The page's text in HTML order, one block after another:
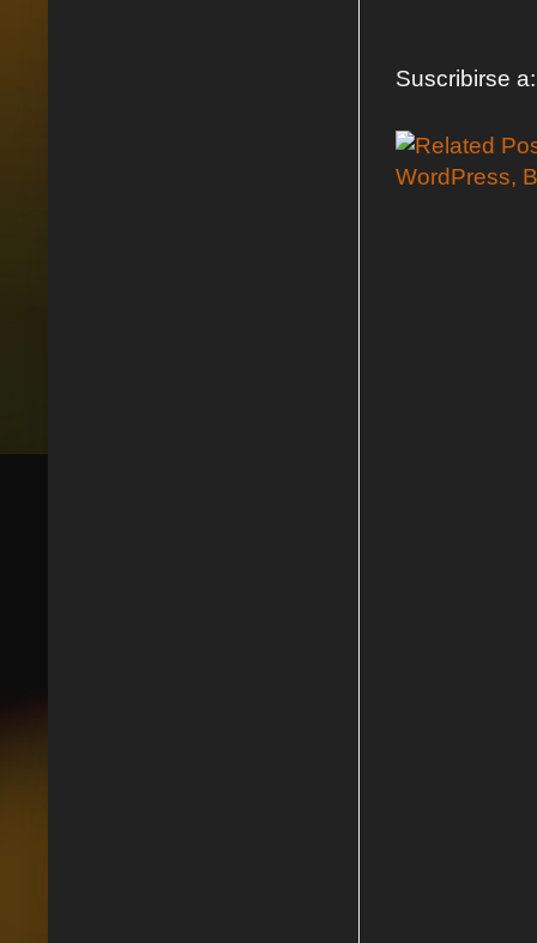
Suscribirse